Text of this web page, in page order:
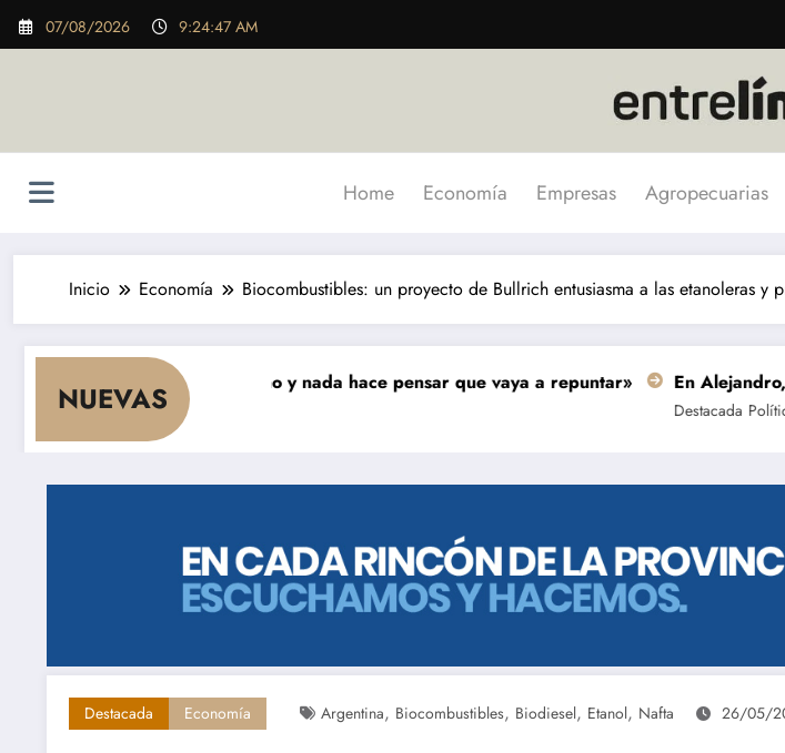
Saltar
07/08/2026 9:24:48 AM
Home Economía Empresas Agropecuarias
Inicio Economía Biocombustibles: un proyecto de Bullrich entusiasma a las etanoleras y
NUEVAS
cae el consumo y nada hace pensar que vaya a repuntar» En Alejandro, una obra
Política
Destacada Economía Argentina, Biocombustibles, Biodiesel, Etanol, Nafta 26/05/